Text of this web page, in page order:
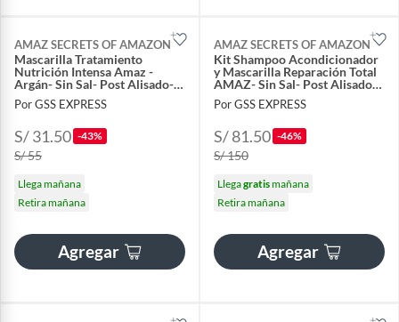
AMAZ SECRETS OF AMAZON
Mascarilla Tratamiento
Nutrición Intensa Amaz -
Argán- Sin Sal- Post Alisado-
300gr
Por GSS EXPRESS
S/ 31.50 -43%
S/ 55
Llega mañana
Retira mañana
Agregar
AMAZ SECRETS OF AMAZON
Kit Shampoo Acondicionador
y Mascarilla Reparación Total
AMAZ- Sin Sal- Post Alisado
380gr
Por GSS EXPRESS
S/ 81.50 -46%
S/ 150
Llegagratismañana
Retira mañana
Agregar